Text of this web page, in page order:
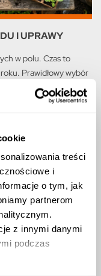
treści
i
o tym, jak
partnerom
z innymi danymi
podczas
I UPRAWY
w polu. Czas to
Prawidłowy wybór
przyszłych plonów.